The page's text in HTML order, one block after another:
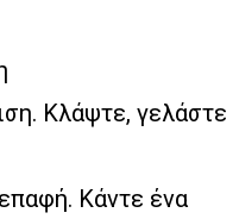
Κλάψτε, γελάστε
Κάντε ένα